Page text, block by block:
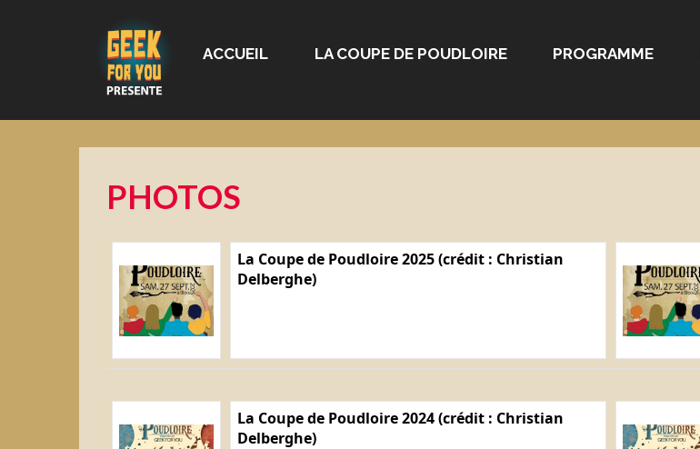
ACCUEIL LA COUPE DE POUDLOIRE PROGRAMME
PHOTOS
La Coupe de Poudloire 2025 (crédit : Christian
Delberghe)
La Coupe de Poudloire 2024 (crédit : Christian
Delberghe)